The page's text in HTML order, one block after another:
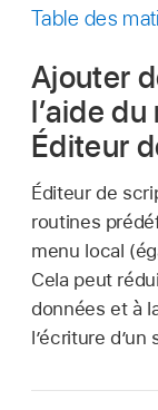
ce
Table des
Ajouter
l’aide
Éditeur
Éditeur de
routines
menu local
Cela peut
données et à
l’écriture d’un